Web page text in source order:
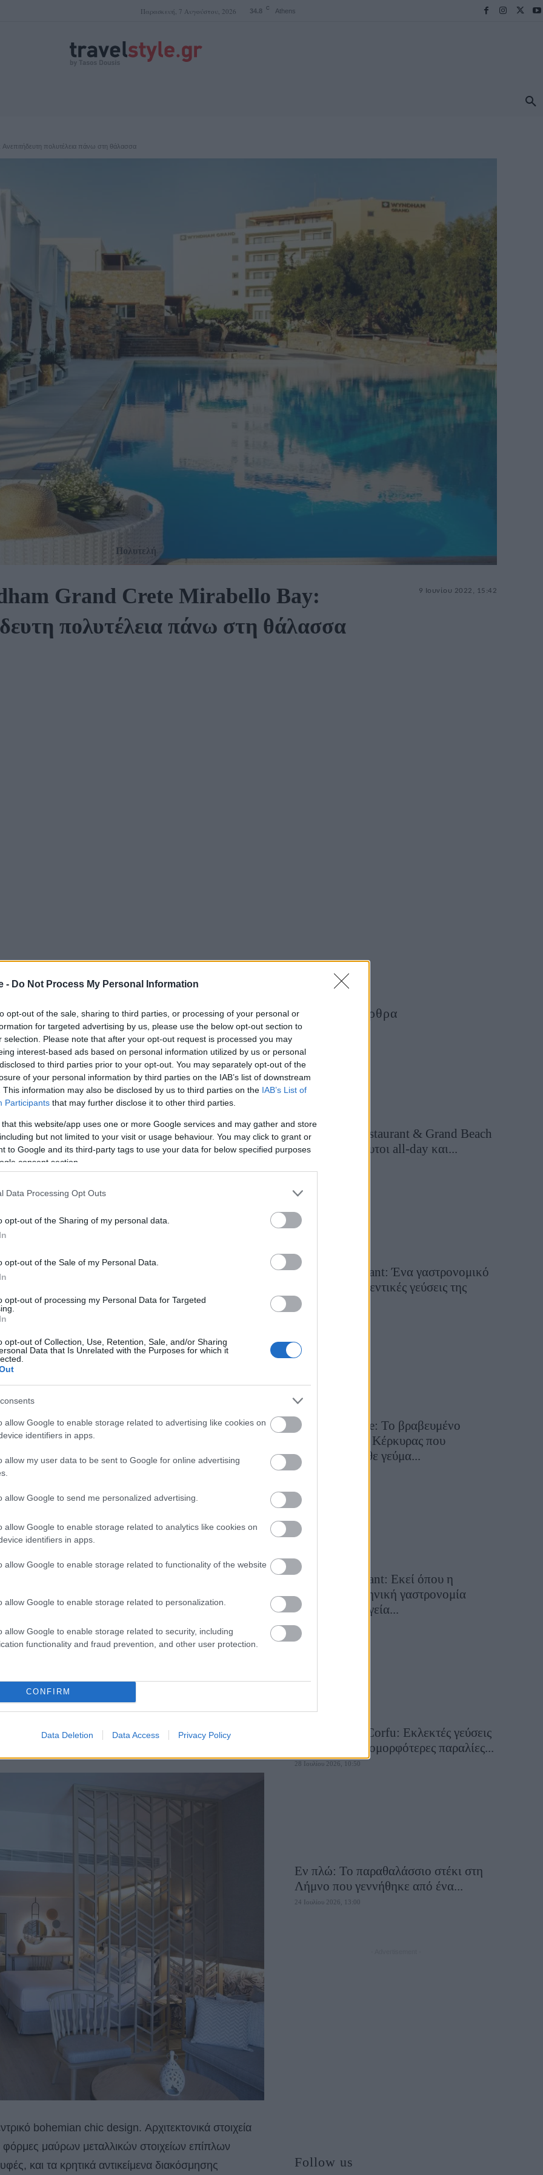
- Do Not Process My Personal Information
opt-out of the sale, sharing to third parties, or processing of your personal or
for targeted advertising by us, please use the below opt-out section to
selection. Please note that after your opt-out request is processed you may
interest-based ads based on personal information utilized by us or personal
to third parties prior to your opt-out. You may separately opt-out of the
of your personal information by third parties on the IAB’s list of downstream
This information may also be disclosed by us to third parties on the IAB’s List of
Participants that may further disclose it to other third parties.
that this website/app uses one or more Google services and may gather and store
but not limited to your visit or usage behaviour. You may click to grant or
to Google and its third-party tags to use your data for below specified purposes
consent section.
Data Processing Opt Outs
opt-out of the Sharing of my personal data.
opt-out of the Sale of my Personal Data.
opt-out of processing my Personal Data for Targeted
opt-out of Collection, Use, Retention, Sale, and/or Sharing
Data that Is Unrelated with the Purposes for which it
allow Google to enable storage related to advertising like cookies on
identifiers in apps.
allow my user data to be sent to Google for online advertising
allow Google to send me personalized advertising.
allow Google to enable storage related to analytics like cookies on
identifiers in apps.
allow Google to enable storage related to functionality of the website
allow Google to enable storage related to personalization.
allow Google to enable storage related to security, including
functionality and fraud prevention, and other user protection.
CONFIRM
Data Deletion Data Access Privacy Policy
Παρασκευή, 7 Αυγούστου, 2026 34.8 C Athens
πολυτέλεια πάνω στη θάλασσα
Πολυτελή
Grand Crete Mirabello Bay:
πολυτέλεια πάνω στη θάλασσα
9 Ιουνίου 2022, 15:42
τοπίο, υπερσύγχρονες ανέσεις, είναι όλα όσα
μαγεία και να βιώσει μία αξέχαστη εμπειρία!
Κρητικής φιλοξενίας, το Wyndham Grand
υπηρεσιών και ξεχωριστών εμπειριών σε ένα
από τις καταπράσινες πλαγιές του
WeDesign Lab, υπό την διεύθυνση της Βίβιαν
σχεδιασμό ξενοδοχείων στην Ιταλία, την Ελλάδα
Η συνολική ιδέα του σχεδιασμού του
bohemian chic ξενοδοχείου. Η μποέμικη
παραδόσεων και των χαρακτηριστικών της
χώρους, τις επιλογές των υλικών και τη
στοιχεία σύγχρονης πολυτέλειας και
χώρους, διατηρώντας παράλληλα την αβίαστη
bohemian chic design. Αρχιτεκτονικά στοιχεία
φόρμες μαύρων μεταλλικών στοιχείων επίπλων
και τα κρητικά αντικείμενα διακόσμησης
Τελευταία Άρθρα
Grand Asia Restaurant & Grand Beach
Club: Οι απόλυτοι all-day και...
Tsapis Restaurant: Ένα γαστρονομικό
ταξίδι στις αυθεντικές γεύσεις της
Σίφνου!
Toula’s Seaside: Το βραβευμένο
εστιατόριο της Κέρκυρας που
μετατρέπει κάθε γεύμα...
28 Ιουλίου 2026, 11:05
Cavos Restaurant: Εκεί όπου η
αυθεντική ελληνική γαστρονομία
συναντά τη μαγεία...
28 Ιουλίου 2026, 10:58
Aiolia Avlaki Corfu: Εκλεκτές γεύσεις
σε μία από τις ομορφότερες παραλίες...
28 Ιουλίου 2026, 10:50
Εν πλώ: Το παραθαλάσσιο στέκι στη
Λήμνο που γεννήθηκε από ένα...
24 Ιουλίου 2026, 13:00
Follow us